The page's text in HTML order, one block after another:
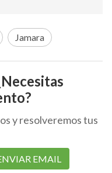
Jamara
y resolveremos tus
EMAIL